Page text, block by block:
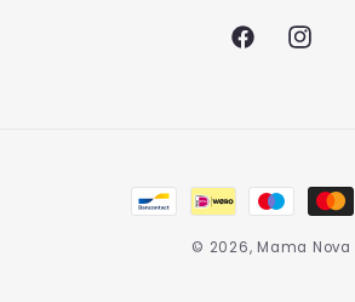
Facebook
Betaalmethoden
© 2026, Mama Nova